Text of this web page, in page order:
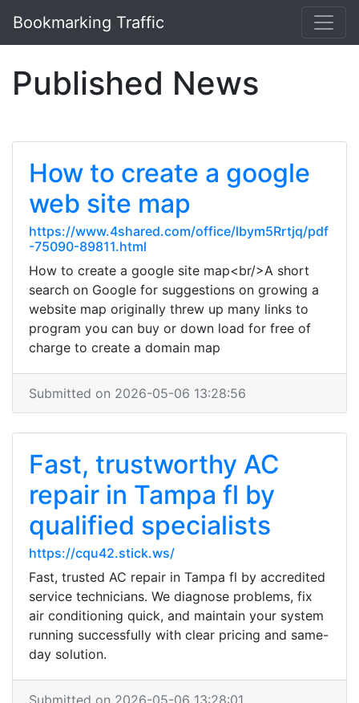
Bookmarking Traffic
Published News
How to create a google
web site map
https://www.4shared.com/office/lbym5Rrtjq/pdf
-75090-89811.html
How to create a google site map<br/>A short
search on Google for suggestions on growing a
website map originally threw up many links to
program you can buy or down load for free of
charge to create a domain map
Submitted on 2026-05-06 13:28:56
Fast, trustworthy AC
repair in Tampa fl by
qualified specialists
https://cqu42.stick.ws/
Fast, trusted AC repair in Tampa fl by accredited
service technicians. We diagnose problems, fix
air conditioning quick, and maintain your system
running successfully with clear pricing and same-
day solution.
Submitted on 2026-05-06 13:28:01